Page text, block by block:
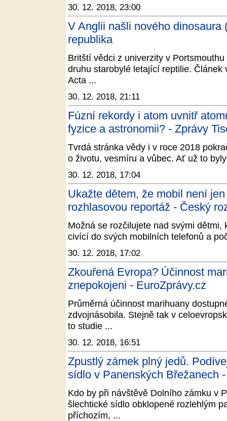
30. 12. 2018, 23:00
V Anglii našli nového dinosaura
republika
Britští vědci z univerzity v
druhu starobylé letající reptilie.
Acta ...
30. 12. 2018, 21:11
Fúzní rekordy i atom uvnitř
fyzice a astronomii? - Zprávy
Tvrdá stránka vědy i v roce 2018
o životu, vesmíru a vůbec. Ať už to
30. 12. 2018, 17:04
Ukažte dětem, že mobil není
rozhlasovou reportáž - Český
Možná se rozčilujete nad svými
civící do svých mobilních telefonů a
30. 12. 2018, 17:02
Zkouřená Evropa? Účinnost
znepokojeni - EuroZprávy.cz
Průměrná účinnost marihuany
zdvojnásobila. Stejně tak v
to studie ...
30. 12. 2018, 16:51
Zpustlý zámek plný jedů.
sídlo v Panenských Břežanech
Kdo by při návštěvě Dolního zámku v
šlechtické sídlo obklopené rozlehlým
příchozím, ...